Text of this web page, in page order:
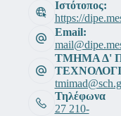
Ιστότοπος:
https://
Email:
ΤΜΗΜΑ Δ'
Τηλέφωνα
27 210-